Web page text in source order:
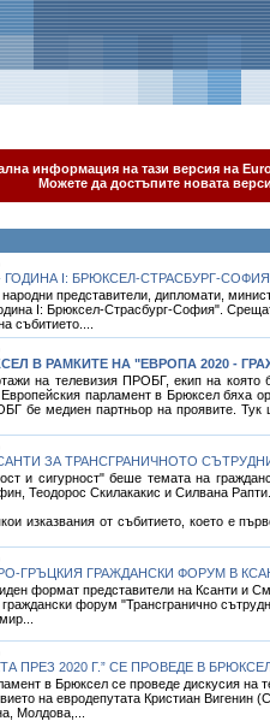
информация на тази версия на
Можете да достъпите новата
I: БРЮКСЕЛ-СТРАСБУРГ-
представители, дипломати,
I: Брюксел-Страсбург-София".
събитието....
В РАМКИТЕ НА "ЕВРОПА 2020 -
на телевизия ПРОБГ, екип на която
парламент в Брюксел бяха
бе медиен партньор на проявите. Тук
ЗА ТРАНСГРАНИЧНОТО
и сигурност" беше темата на
Теодорос Скилакакис и Силвана Рапти.
изказвания от събитието, което е
ГРЪЦКИЯ ГРАЖДАНСКИ ФОРУМ В
формат представители на Ксанти и
форум "Трансгранично
ПРЕЗ 2020 Г.” СЕ ПРОВЕДЕ В
в Брюксел се проведе дискусия
на евродепутата Кристиан
Молдова,...